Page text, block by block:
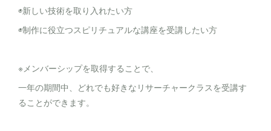
◉新しい技術を取り入れたい方
◉制作に役立つスピリチュアルな講座を受講したい方
※メンバーシップを取得することで、
一年の期間中、どれでも好きなリサーチャークラスを受講す
ることができます。